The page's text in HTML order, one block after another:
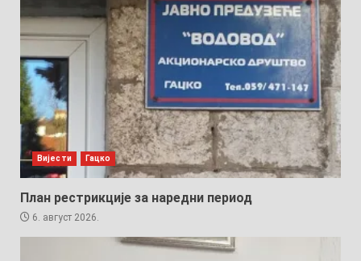
Вијести Гацко
План рестрикције за наредни период
6. август 2026.